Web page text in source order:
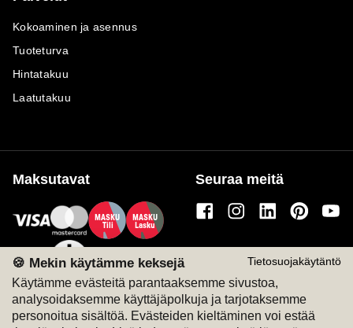
Tietosuojakäytäntö
🍪 Mekin käytämme keksejä
Käytämme evästeitä parantaaksemme sivustoa,
analysoidaksemme käyttäjäpolkuja ja tarjotaksemme
personoitua sisältöä. Evästeiden kieltäminen voi estää
Kokoaminen ja asennus
Tuoteturva
Hintatakuu
Laatutakuu
Maksutavat
MASKU
Tili
MASKU
Lasku
Seuraa meitä